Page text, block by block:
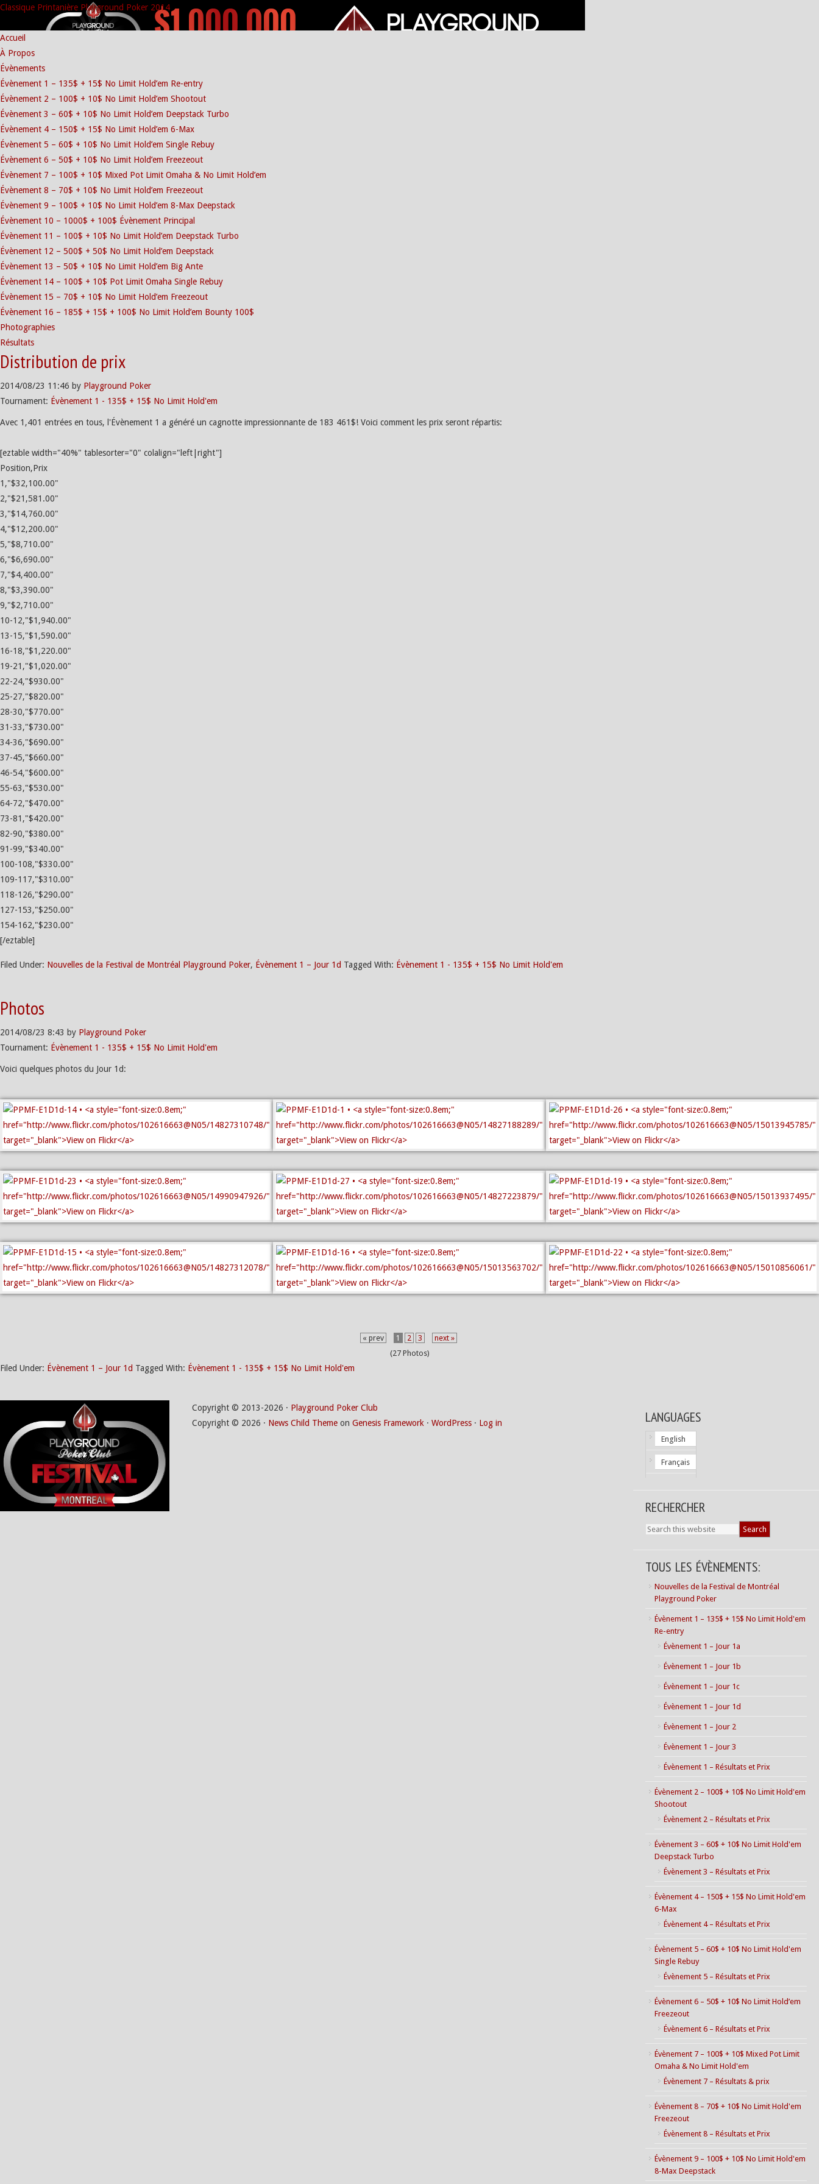
Classique Printanière Playground Poker 2014
Accueil
À Propos
Évènements
Évènement 1 – 135$ + 15$ No Limit Hold’em Re-entry
Évènement 2 – 100$ + 10$ No Limit Hold’em Shootout
Évènement 3 – 60$ + 10$ No Limit Hold’em Deepstack Turbo
Évènement 4 – 150$ + 15$ No Limit Hold’em 6-Max
Évènement 5 – 60$ + 10$ No Limit Hold’em Single Rebuy
Évènement 6 – 50$ + 10$ No Limit Hold’em Freezeout
Évènement 7 – 100$ + 10$ Mixed Pot Limit Omaha & No Limit Hold’em
Évènement 8 – 70$ + 10$ No Limit Hold’em Freezeout
Évènement 9 – 100$ + 10$ No Limit Hold’em 8-Max Deepstack
Évènement 10 – 1000$ + 100$ Évènement Principal
Évènement 11 – 100$ + 10$ No Limit Hold’em Deepstack Turbo
Évènement 12 – 500$ + 50$ No Limit Hold’em Deepstack
Évènement 13 – 50$ + 10$ No Limit Hold’em Big Ante
Évènement 14 – 100$ + 10$ Pot Limit Omaha Single Rebuy
Évènement 15 – 70$ + 10$ No Limit Hold’em Freezeout
Évènement 16 – 185$ + 15$ + 100$ No Limit Hold’em Bounty 100$
Photographies
Résultats
Distribution de prix
2014/08/23 11:46 by Playground Poker
Tournament: Évènement 1 - 135$ + 15$ No Limit Hold'em
Avec 1,401 entrées en tous, l'Évènement 1 a généré un cagnotte impressionnante de 183 461$! Voici comment les prix seront répartis:
[eztable width="40%" tablesorter="0" colalign="left|right"]
Position,Prix
1,"$32,100.00"
2,"$21,581.00"
3,"$14,760.00"
4,"$12,200.00"
5,"$8,710.00"
6,"$6,690.00"
7,"$4,400.00"
8,"$3,390.00"
9,"$2,710.00"
10-12,"$1,940.00"
13-15,"$1,590.00"
16-18,"$1,220.00"
19-21,"$1,020.00"
22-24,"$930.00"
25-27,"$820.00"
28-30,"$770.00"
31-33,"$730.00"
34-36,"$690.00"
37-45,"$660.00"
46-54,"$600.00"
55-63,"$530.00"
64-72,"$470.00"
73-81,"$420.00"
82-90,"$380.00"
91-99,"$340.00"
100-108,"$330.00"
109-117,"$310.00"
118-126,"$290.00"
127-153,"$250.00"
154-162,"$230.00"
[/eztable]
Filed Under: Nouvelles de la Festival de Montréal Playground Poker, Évènement 1 – Jour 1d Tagged With: Évènement 1 - 135$ + 15$ No Limit Hold'em
Photos
2014/08/23 8:43 by Playground Poker
Tournament: Évènement 1 - 135$ + 15$ No Limit Hold'em
Voici quelques photos du Jour 1d:
« prev 1 2 3
next »
(27 Photos)
Filed Under: Évènement 1 – Jour 1d Tagged With: Évènement 1 - 135$ + 15$ No Limit Hold'em
LANGUAGES
English
Français
RECHERCHER
TOUS LES ÉVÈNEMENTS:
Nouvelles de la Festival de Montréal
Playground Poker
Évènement 1 – 135$ + 15$ No Limit Hold'em
Re-entry
Évènement 1 – Jour 1a
Évènement 1 – Jour 1b
Évènement 1 – Jour 1c
Évènement 1 – Jour 1d
Évènement 1 – Jour 2
Évènement 1 – Jour 3
Évènement 1 – Résultats et Prix
Évènement 2 – 100$ + 10$ No Limit Hold'em
Shootout
Évènement 2 – Résultats et Prix
Évènement 3 – 60$ + 10$ No Limit Hold'em
Deepstack Turbo
Évènement 3 – Résultats et Prix
Évènement 4 – 150$ + 15$ No Limit Hold'em
6-Max
Évènement 4 – Résultats et Prix
Évènement 5 – 60$ + 10$ No Limit Hold'em
Single Rebuy
Évènement 5 – Résultats et Prix
Évènement 6 – 50$ + 10$ No Limit Hold’em
Freezeout
Évènement 6 – Résultats et Prix
Évènement 7 – 100$ + 10$ Mixed Pot Limit
Omaha & No Limit Hold'em
Évènement 7 – Résultats & prix
Évènement 8 – 70$ + 10$ No Limit Hold'em
Freezeout
Évènement 8 – Résultats et Prix
Évènement 9 – 100$ + 10$ No Limit Hold'em
8-Max Deepstack
Copyright © 2013-2026 · Playground Poker Club
Copyright © 2026 · News Child Theme on Genesis Framework · WordPress · Log in